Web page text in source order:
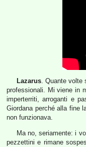
Lazarus. Quante volte
professionali. Mi viene in
imperterriti, arroganti e
Giordana perché alla fine
non funzionava.
Ma no, seriamente: i
pezzettini e rimane